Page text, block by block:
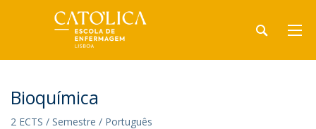
Bioquímica
2 ECTS / Semestre / Português